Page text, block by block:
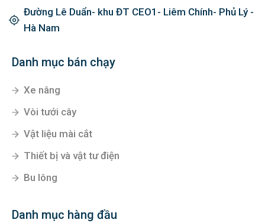
Đường Lê Duẩn- khu ĐT CEO1- Liêm Chính- Phủ Lý -
Hà Nam
Danh mục bán chạy
Xe nâng
Vòi tưới cây
Vật liệu mài cắt
Thiết bị và vật tư điện
Bu lông
Danh mục hàng đầu